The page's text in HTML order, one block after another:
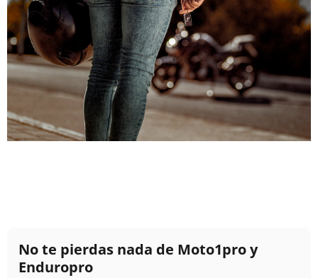
No te pierdas nada de Moto1pro y
Enduropro